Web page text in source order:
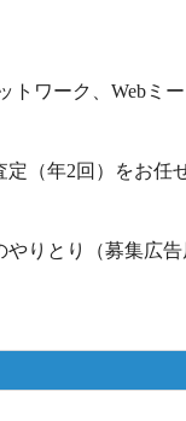
トワーク、Webミ
（年2回）をお任
りとり（募集広